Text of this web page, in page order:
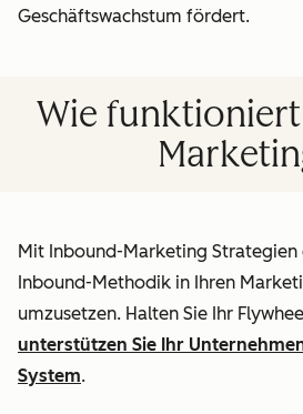
Geschäftswachstum fördert.
Wie
Mit Inbound-Marketing Strategien
Inbound-Methodik in Ihren
umzusetzen. Halten Sie Ihr
unterstützen Sie Ihr
System.